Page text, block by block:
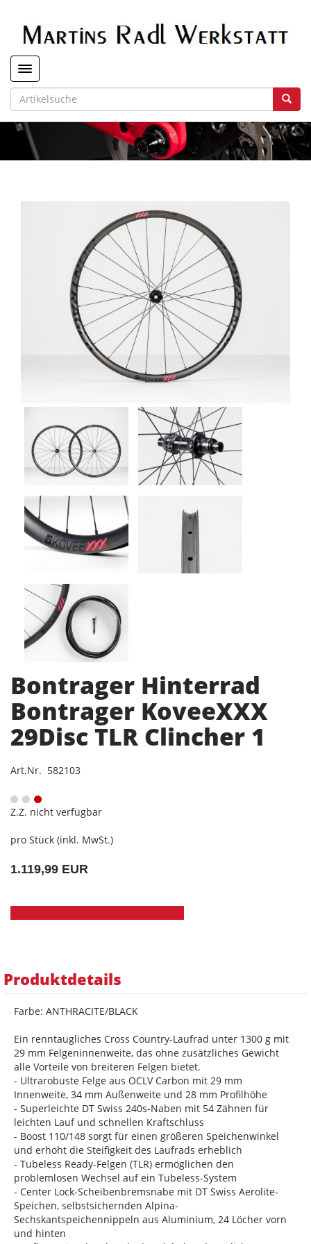
Toggle navigation
Bontrager Hinterrad
Bontrager KoveeXXX
29Disc TLR Clincher 1
Art.Nr. 582103
Z.Z. nicht verfügbar
pro Stück (inkl. MwSt.)
1.119,99 EUR
Produktdetails
Farbe: ANTHRACITE/BLACK
Ein renntaugliches Cross Country-Laufrad unter 1300 g mit
29 mm Felgeninnenweite, das ohne zusätzliches Gewicht
alle Vorteile von breiteren Felgen bietet.
- Ultrarobuste Felge aus OCLV Carbon mit 29 mm
Innenweite, 34 mm Außenweite und 28 mm Profilhöhe
- Superleichte DT Swiss 240s-Naben mit 54 Zähnen für
leichten Lauf und schnellen Kraftschluss
- Boost 110/148 sorgt für einen größeren Speichenwinkel
und erhöht die Steifigkeit des Laufrads erheblich
- Tubeless Ready-Felgen (TLR) ermöglichen den
problemlosen Wechsel auf ein Tubeless-System
- Center Lock-Scheibenbremsnabe mit DT Swiss Aerolite-
Speichen, selbstsichernden Alpina-
Sechskantspeichennippeln aus Aluminium, 24 Löcher vorn
und hinten